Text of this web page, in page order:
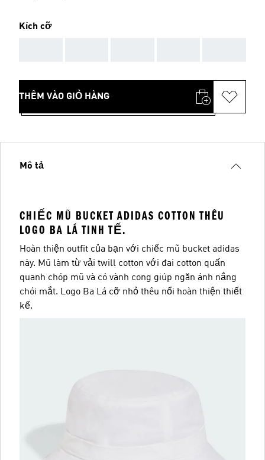
Kích cỡ
THÊM VÀO GIỎ HÀNG
Mô tả
CHIẾC MŨ BUCKET ADIDAS COTTON THÊU
LOGO BA LÁ TINH TẾ.
Hoàn thiện outfit của bạn với chiếc mũ bucket adidas
này. Mũ làm từ vải twill cotton với đai cotton quấn
quanh chóp mũ và có vành cong giúp ngăn ánh nắng
chói mắt. Logo Ba Lá cỡ nhỏ thêu nổi hoàn thiện thiết
kế.